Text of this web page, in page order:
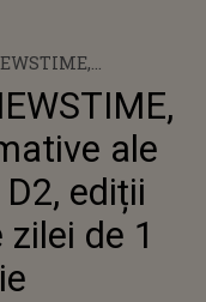
ALE KANAL D
DEDICATE
ale
ediții
de 1